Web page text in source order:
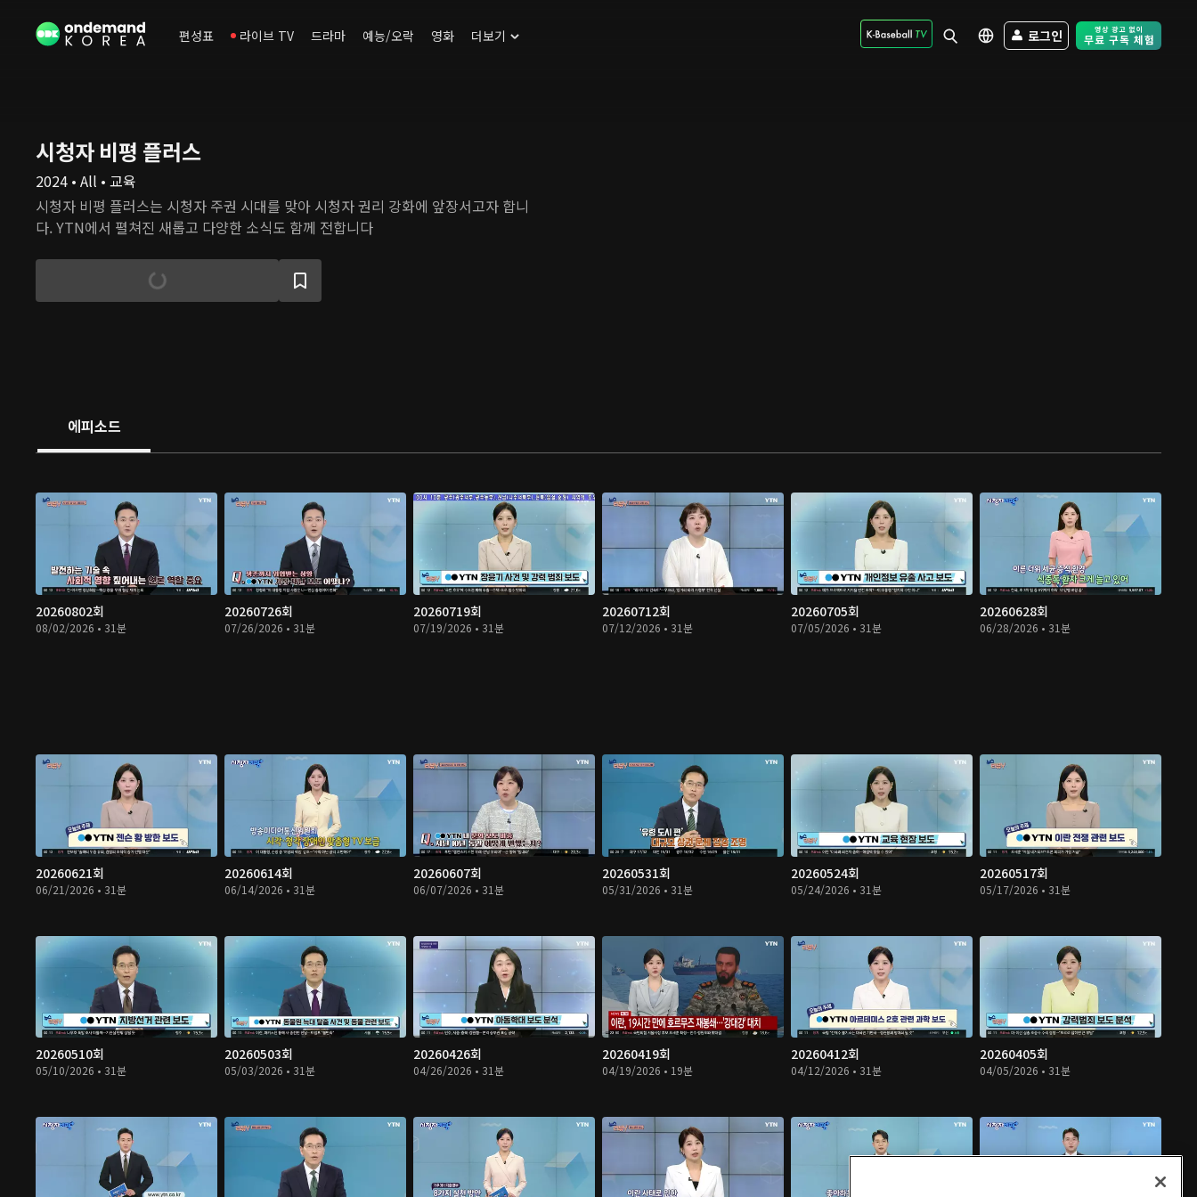
편성표 라이브 TV 드라마 예능/오락 영화 더보기 로그인 Free Trial -
시청자 비평 플러스
2024 • All • 교육
시청자 비평 플러스는 시청자 주권 시대를 맞아 시청자 권리 강화에 앞장서고자 합니
다. YTN에서 펼쳐진 새롭고 다양한 소식도 함께 전합니다
에피소드
20260802회
08/02/2026 • 31분
20260726회
07/26/2026 • 31분
20260719회
07/19/2026 • 31분
20260712회
07/12/2026 • 31분
20260705회
07/05/2026 • 31분
20260628회
06/28/2026 • 31분
20260621회
06/21/2026 • 31분
20260614회
06/14/2026 • 31분
20260607회
06/07/2026 • 31분
20260531회
05/31/2026 • 31분
20260524회
05/24/2026 • 31분
20260517회
05/17/2026 • 31분
20260510회
05/10/2026 • 31분
20260503회
05/03/2026 • 31분
20260426회
04/26/2026 • 31분
20260419회
04/19/2026 • 19분
20260412회
04/12/2026 • 31분
20260405회
04/05/2026 • 31분